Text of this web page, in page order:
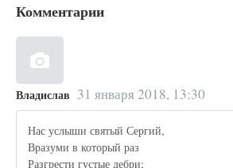
Комментарии
Владислав 31 января 2018, 13:30
Нас услыши святый Сергий,
Вразуми в который раз
Разгрести густые дебри;